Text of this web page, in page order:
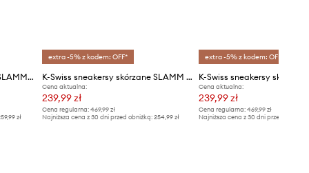
K-Swiss sneakersy skórzane SLAMMSHIELD II
zł
extra -5% z kodem: OFF*
K-Swiss sneakersy skórzane SLAMM 99 CC
Cena aktualna:
239,99 zł
Cena regularna:469,99 zł
Najniższa cena z 30 dni przed obniżką:254,99 zł
extra -5% z kodem: OFF*
Cena aktualna:
239,99 zł
Cena regularna: 469,99 zł
Najniższa cena z 30 dni przed obniżką: